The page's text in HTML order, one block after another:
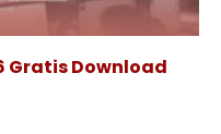
Gratis Download